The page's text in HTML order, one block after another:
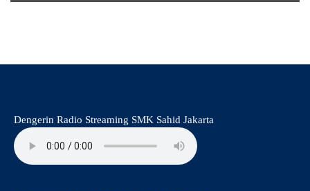
Dengerin Radio Streaming SMK Sahid Jakarta